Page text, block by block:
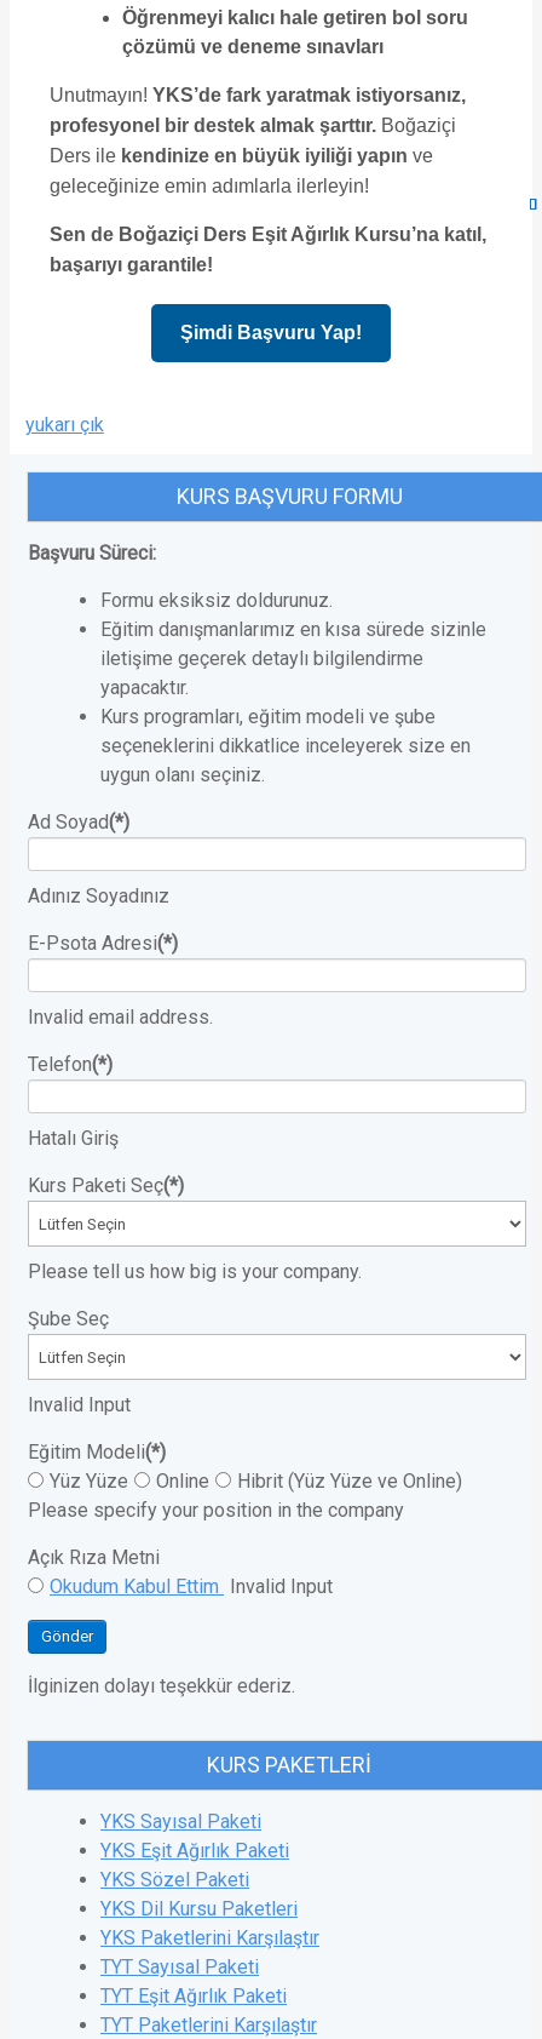
Öğrenmeyi kalıcı hale getiren bol soru
çözümü ve deneme sınavları
Unutmayın! YKS’de fark yaratmak istiyorsanız,
profesyonel bir destek almak şarttır.Boğaziçi
Ders ile kendinize en büyük iyiliği yapın ve
geleceğinize emin adımlarla ilerleyin!
Sen de Boğaziçi Ders Eşit Ağırlık Kursu’na katıl,
başarıyı garantile!
Şimdi Başvuru Yap!
yukarı çık
KURS BAŞVURU FORMU
Başvuru Süreci:
Formu eksiksiz doldurunuz.
Eğitim danışmanlarımız en kısa sürede sizinle
iletişime geçerek detaylı bilgilendirme
yapacaktır.
Kurs programları, eğitim modeli ve şube
seçeneklerini dikkatlice inceleyerek size en
uygun olanı seçiniz.
Ad Soyad(*)
Adınız Soyadınız
E-Psota Adresi(*)
Invalid email address.
Telefon(*)
Hatalı Giriş
Kurs Paketi Seç(*)
Please tell us how big is your company.
Şube Seç
Invalid Input
Eğitim Modeli(*)
Yüz Yüze
Online
Hibrit (Yüz Yüze ve Online)
Please specify your position in the company
Açık Rıza Metni
Okudum Kabul Ettim
Invalid Input
Gönder
İlginizen dolayı teşekkür ederiz.
KURS PAKETLERI
YKS Sayısal Paketi
YKS Eşit Ağırlık Paketi
YKS Sözel Paketi
YKS Dil Kursu Paketleri
YKS Paketlerini Karşılaştır
TYT Sayısal Paketi
TYT Eşit Ağırlık Paketi
TYT Paketlerini Karşılaştır